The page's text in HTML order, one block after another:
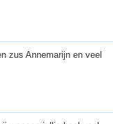
zus Annemarijn en veel